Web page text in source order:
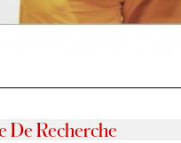
De Recherche